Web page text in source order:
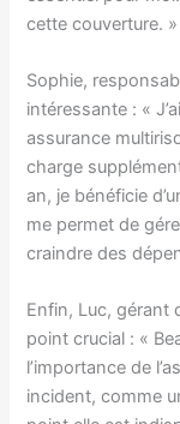
cette couverture. »
Sophie,
intéressante : «
assurance
charge
an, je bénéficie
me permet de
craindre des
Enfin, Luc, gérant
point crucial : «
l’importance de
incident, comme